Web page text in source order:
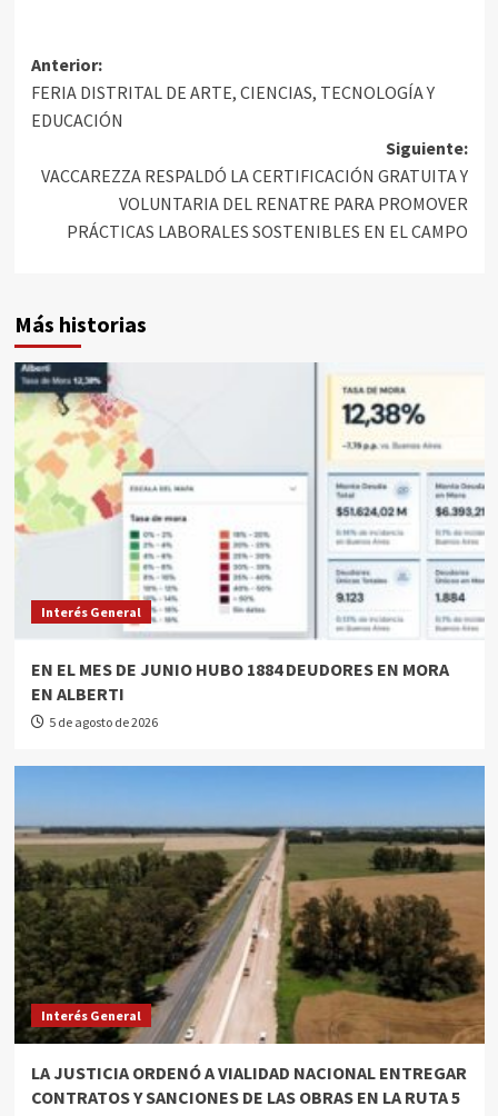
Anterior:
FERIA DISTRITAL DE ARTE, CIENCIAS, TECNOLOGÍA Y
EDUCACIÓN
Siguiente:
VACCAREZZA RESPALDÓ LA CERTIFICACIÓN GRATUITA Y
VOLUNTARIA DEL RENATRE PARA PROMOVER
PRÁCTICAS LABORALES SOSTENIBLES EN EL CAMPO
Más historias
Interés General
EN EL MES DE JUNIO HUBO 1884 DEUDORES EN MORA
EN ALBERTI
5 de agosto de 2026
Interés General
LA JUSTICIA ORDENÓ A VIALIDAD NACIONAL ENTREGAR
CONTRATOS Y SANCIONES DE LAS OBRAS EN LA RUTA 5